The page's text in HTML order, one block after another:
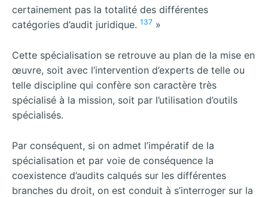
certainement pas la totalité des différentes
catégories d’audit juridique. 137 »
Cette spécialisation se retrouve au plan de la mise en
œuvre, soit avec l’intervention d’experts de telle ou
telle discipline qui confère son caractère très
spécialisé à la mission, soit par l’utilisation d’outils
spécialisés.
Par conséquent, si on admet l’impératif de la
spécialisation et par voie de conséquence la
coexistence d’audits calqués sur les différentes
branches du droit, on est conduit à s’interroger sur la